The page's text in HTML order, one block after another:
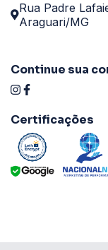
Rua Padre
Araguari/MG
Continue sua
Certificações